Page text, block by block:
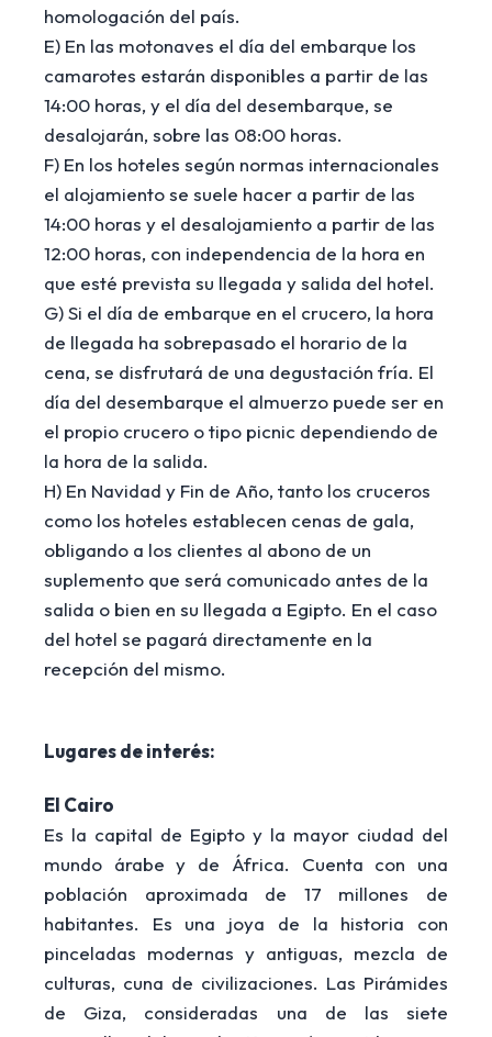
homologación del país.
E) En las motonaves el día del embarque los
camarotes estarán disponibles a partir de las
14:00 horas, y el día del desembarque, se
desalojarán, sobre las 08:00 horas.
F) En los hoteles según normas internacionales
el alojamiento se suele hacer a partir de las
14:00 horas y el desalojamiento a partir de las
12:00 horas, con independencia de la hora en
que esté prevista su llegada y salida del hotel.
G) Si el día de embarque en el crucero, la hora
de llegada ha sobrepasado el horario de la
cena, se disfrutará de una degustación fría. El
día del desembarque el almuerzo puede ser en
el propio crucero o tipo picnic dependiendo de
la hora de la salida.
H) En Navidad y Fin de Año, tanto los cruceros
como los hoteles establecen cenas de gala,
obligando a los clientes al abono de un
suplemento que será comunicado antes de la
salida o bien en su llegada a Egipto. En el caso
del hotel se pagará directamente en la
recepción del mismo.
Lugares de interés:
El Cairo
Es la capital de Egipto y la mayor ciudad del
mundo árabe y de África. Cuenta con una
población aproximada de 17 millones de
habitantes. Es una joya de la historia con
pinceladas modernas y antiguas, mezcla de
culturas, cuna de civilizaciones. Las Pirámides
de Giza, consideradas una de las siete